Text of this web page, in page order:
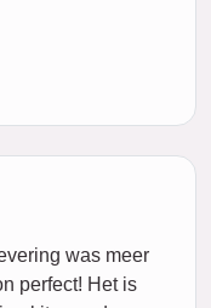
was meer
perfect! Het is